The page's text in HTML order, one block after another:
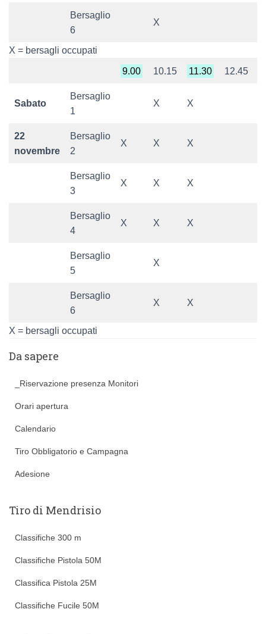
Bersaglio
6
X
X = bersagli occupati
9.00 10.15 11.30 12.45
Sabato
Bersaglio
1
X X
22
novembre
Bersaglio
2
X X X
Bersaglio
3
X X X
Bersaglio
4
X X X
Bersaglio
5
X
Bersaglio
6
X X
X = bersagli occupati
Da sapere
_Riservazione presenza Monitori
Orari apertura
Calendario
Tiro Obbligatorio e Campagna
Adesione
Tiro di Mendrisio
Classifiche 300 m
Classifiche Pistola 50M
Classifica Pistola 25M
Classifiche Fucile 50M